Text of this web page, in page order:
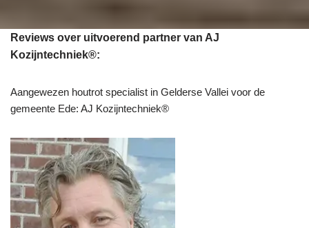
Reviews over uitvoerend partner van AJ
Kozijntechniek®:
Aangewezen houtrot specialist in Gelderse Vallei voor de
gemeente Ede: AJ Kozijntechniek®